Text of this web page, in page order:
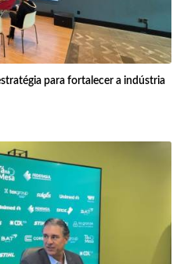
para fortalecer a indústria